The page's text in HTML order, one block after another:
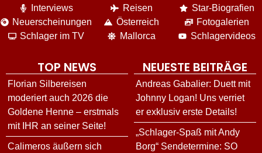
Interviews
Neuerscheinungen
Schlager im TV
Reisen
Österreich
Mallorca
Star-Biografien
Fotogalerien
Schlagervideos
TOP NEWS
Florian Silbereisen
moderiert auch 2026 die
Goldene Henne – erstmals
mit IHR an seiner Seite!
Calimeros äußern sich
NEUESTE BEITRÄGE
Andreas Gabalier: Duett mit
Johnny Logan! Uns verriet
er exklusiv erste Details!
„Schlager-Spaß mit Andy
Borg“ Sendetermine: SO